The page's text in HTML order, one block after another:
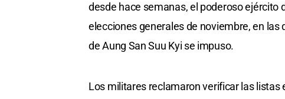
desde hace semanas, el poderoso
elecciones generales de noviembre, en
de Aung San Suu Kyi se impuso.
Los militares reclamaron verificar las listas